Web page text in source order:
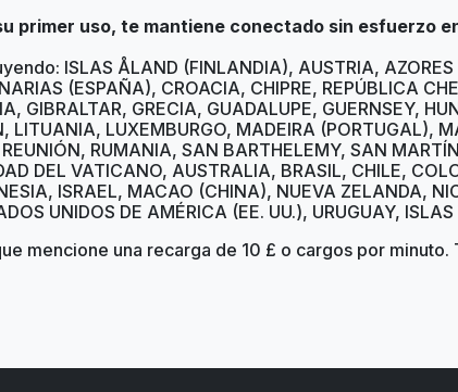
primer uso, te mantiene conectado sin esfuerzo
ISLAS ÅLAND (FINLANDIA), AUSTRIA, AZORES
(ESPAÑA), CROACIA, CHIPRE, REPÚBLICA
GIBRALTAR, GRECIA, GUADALUPE, GUERNSEY,
LITUANIA, LUXEMBURGO, MADEIRA (PORTUGAL),
RUMANIA, SAN BARTHELEMY, SAN
DEL VATICANO, AUSTRALIA, BRASIL, CHILE,
ISRAEL, MACAO (CHINA), NUEVA ZELANDA,
UNIDOS DE AMÉRICA (EE. UU.), URUGUAY,
mencione una recarga de 10 £ o cargos por minuto.